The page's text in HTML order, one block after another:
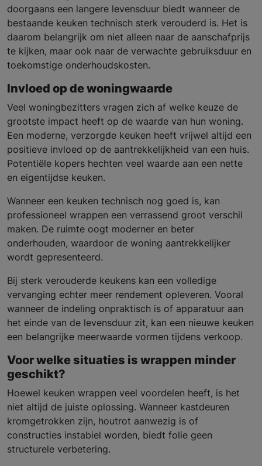
doorgaans een langere levensduur biedt wanneer de
bestaande keuken technisch sterk verouderd is. Het is
daarom belangrijk om niet alleen naar de aanschafprijs
te kijken, maar ook naar de verwachte gebruiksduur en
toekomstige onderhoudskosten.
Invloed op de woningwaarde
Veel woningbezitters vragen zich af welke keuze de
grootste impact heeft op de waarde van hun woning.
Een moderne, verzorgde keuken heeft vrijwel altijd een
positieve invloed op de aantrekkelijkheid van een huis.
Potentiële kopers hechten veel waarde aan een nette
en eigentijdse keuken.
Wanneer een keuken technisch nog goed is, kan
professioneel wrappen een verrassend groot verschil
maken. De ruimte oogt moderner en beter
onderhouden, waardoor de woning aantrekkelijker
wordt gepresenteerd.
Bij sterk verouderde keukens kan een volledige
vervanging echter meer rendement opleveren. Vooral
wanneer de indeling onpraktisch is of apparatuur aan
het einde van de levensduur zit, kan een nieuwe keuken
een belangrijke meerwaarde vormen tijdens verkoop.
Voor welke situaties is wrappen minder
geschikt?
Hoewel keuken wrappen veel voordelen heeft, is het
niet altijd de juiste oplossing. Wanneer kastdeuren
kromgetrokken zijn, houtrot aanwezig is of
constructies instabiel worden, biedt folie geen
structurele verbetering.